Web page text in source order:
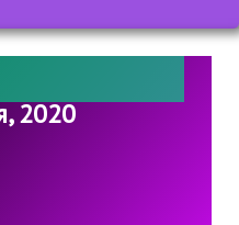
2020